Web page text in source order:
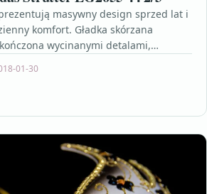
masywny design sprzed lat i
komfort. Gładka skórzana
wycinanymi detalami,
01-30